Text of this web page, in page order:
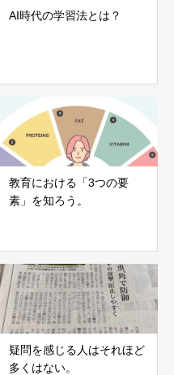
AI時代の学習法とは？
教育における「3つの要
素」を知ろう。
疑問を感じる人はそれほど
多くはない。